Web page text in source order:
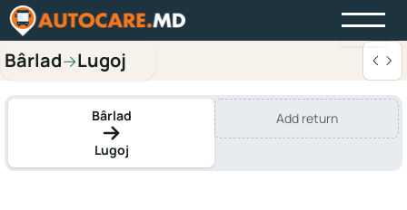
Bârlad→Lugoj
Bârlad
Lugoj
Add return